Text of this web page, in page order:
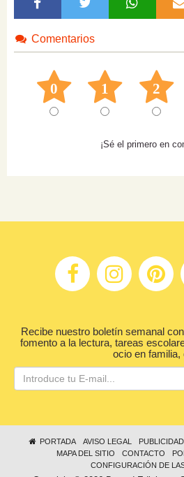
Comentarios
0 1 2
¡Sé el primero en
Recibe nuestro boletín semanal
fomento a la lectura, tareas
ocio en familia,
PORTADA AVISO LEGAL PUBLICIDAD
MAPA DEL SITIO
CONTACTO
CONFIGURACIÓN DE